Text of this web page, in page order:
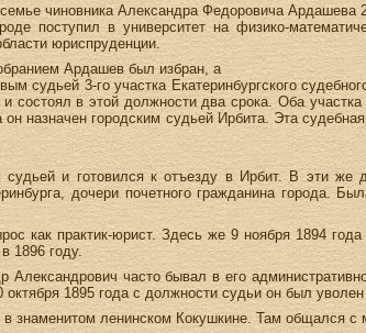
чиновника Александра Федоровича Ардашева
поступил в университет на физико-
юриспруденции.
Ардашев был избран, а
судьей 3-го участка Екатеринбургского
состоял в этой должности два срока. Оба
назначен городским судьей Ирбита. Эта
и готовился к отъезду в Ирбит. В эти же
дочери почетного гражданина города.
как практик-юрист. Здесь же 9 ноября 1894
1896 году.
Александрович часто бывал в его
1895 года с должности судьи он был уволен
знаменитом ленинском Кокушкине. Там общался